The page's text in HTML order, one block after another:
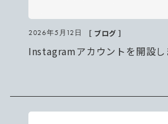
2026年5月12日 ［ ブログ ］
Instagramアカウントを開設し